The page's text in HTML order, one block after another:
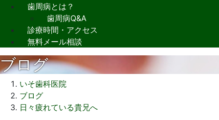
歯周病とは？
歯周病Q&A
診療時間・アクセス
無料メール相談
ブログ
いそ歯科医院
ブログ
日々疲れている貴兄へ